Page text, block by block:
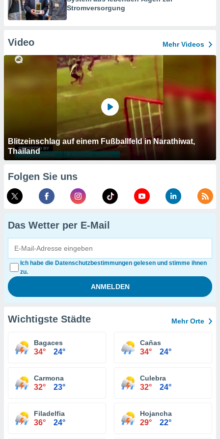
Stromversorgung
Video Mehr Videos
Blitzeinschlag auf einem Fußballfeld in Narathiwat,
Thailand
Folgen Sie uns
Das Wetter per E-Mail
Ich habe die Datenschutzbestimmungen gelesen und stimme ihnen
zu.
Wichtigste Städte Mehr Orte
Bagaces
34° 24°
Cañas
34° 24°
Carmona
32° 23°
Culebra
32° 24°
Filadelfia
36° 24°
Hojancha
29° 22°